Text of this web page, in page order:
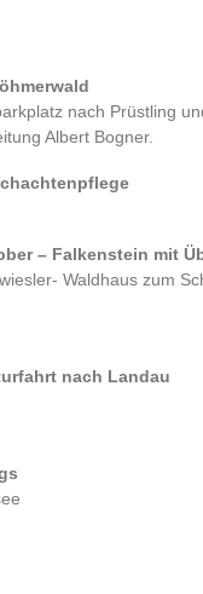
nach Prüstling
Albert Bogner.
– Falkenstein mit
Waldhaus zum
nach Landau